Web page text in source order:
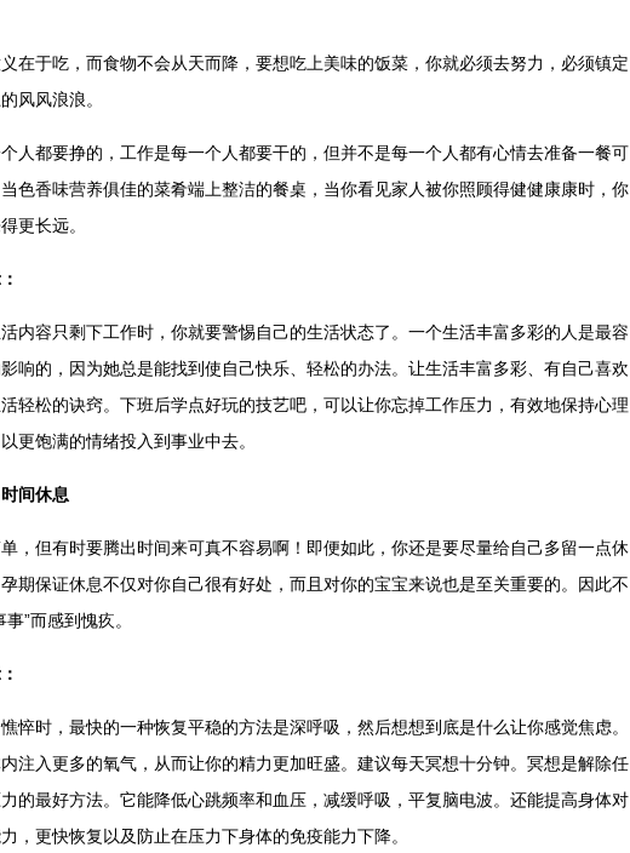
于吃，而食物不会从天而降，要想吃上美味的饭菜，你就必须去努力，必须镇定
风风浪浪。
都要挣的，工作是每一个人都要干的，但并不是每一个人都有心情去准备一餐可
色香味营养俱佳的菜肴端上整洁的餐桌，当你看见家人被你照顾得健健康康时，你
更长远。
容只剩下工作时，你就要警惕自己的生活状态了。一个生活丰富多彩的人是最容
响的，因为她总是能找到使自己快乐、轻松的办法。让生活丰富多彩、有自己喜欢
轻松的诀窍。下班后学点好玩的技艺吧，可以让你忘掉工作压力，有效地保持心理
更饱满的情绪投入到事业中去。
间休息
但有时要腾出时间来可真不容易啊！即便如此，你还是要尽量给自己多留一点休
期保证休息不仅对你自己很有好处，而且对你的宝宝来说也是至关重要的。因此不
”而感到愧疚。
时，最快的一种恢复平稳的方法是深呼吸，然后想想到底是什么让你感觉焦虑。
注入更多的氧气，从而让你的精力更加旺盛。建议每天冥想十分钟。冥想是解除任
的最好方法。它能降低心跳频率和血压，减缓呼吸，平复脑电波。还能提高身体对
，更快恢复以及防止在压力下身体的免疫能力下降。